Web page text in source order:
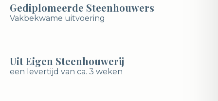
Gediplomeerde Steenhouwers
Vakbekwame uitvoering
Uit Eigen Steenhouwerij
een levertijd van ca. 3 weken